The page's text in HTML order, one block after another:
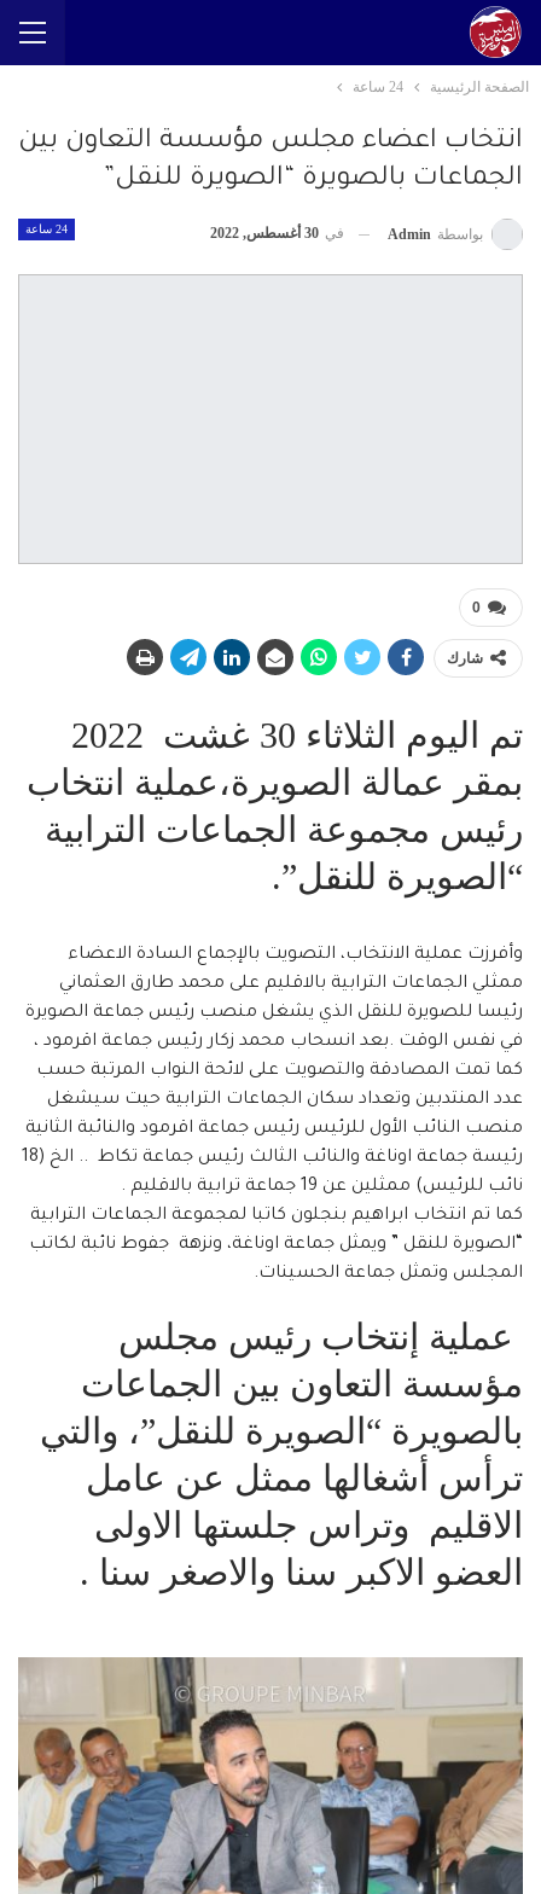
الصفحة الرئيسية 24 ساعة
انتخاب اعضاء مجلس مؤسسة التعاون بين
الجماعات بالصويرة “الصويرة للنقل”
24 ساعة بواسطة Admin في 30 أغسطس, 2022
0
شارك
بمقر عمالة الصويرة،عملية انتخاب
رئيس مجموعة الجماعات الترابية
“الصويرة للنقل”.
وأفرزت عملية الانتخاب، التصويت بالإجماع السادة الاعضاء
ممثلي الجماعات الترابية بالاقليم على محمد طارق العثماني
رئيسا للصويرة للنقل الذي يشغل منصب رئيس جماعة الصويرة
في نفس الوقت .بعد انسحاب محمد زكار رئيس جماعة اقرمود ،
كما تمت المصادقة والتصويت على لائحة النواب المرتبة حسب
عدد المنتدبين وتعداد سكان الجماعات الترابية حيت سيشغل
منصب النائب الأول للرئيس رئيس جماعة اقرمود والنائبة الثانية
رئيسة جماعة اوناغة والنائب الثالث رئيس جماعة تكاط .. الخ (18
نائب للرئيس) ممثلين عن 19 جماعة ترابية بالاقليم .
كما تم انتخاب ابراهيم بنجلون كاتبا لمجموعة الجماعات الترابية
“الصويرة للنقل ” ويمثل جماعة اوناغة، ونزهة جفوط نائبة لكاتب
المجلس وتمثل جماعة الحسينات.
عملية إنتخاب رئيس مجلس
مؤسسة التعاون بين الجماعات
بالصويرة “الصويرة للنقل”، والتي
ترأس أشغالها ممثل عن عامل
الاقليم وتراس جلستها الاولى
العضو الاكبر سنا والاصغر سنا .